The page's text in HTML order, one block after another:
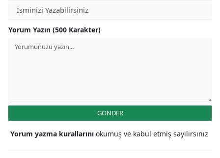
Yorum Yazın (500 Karakter)
GÖNDER
Yorum yazma kurallarını okumuş ve kabul etmiş sayılırsınız